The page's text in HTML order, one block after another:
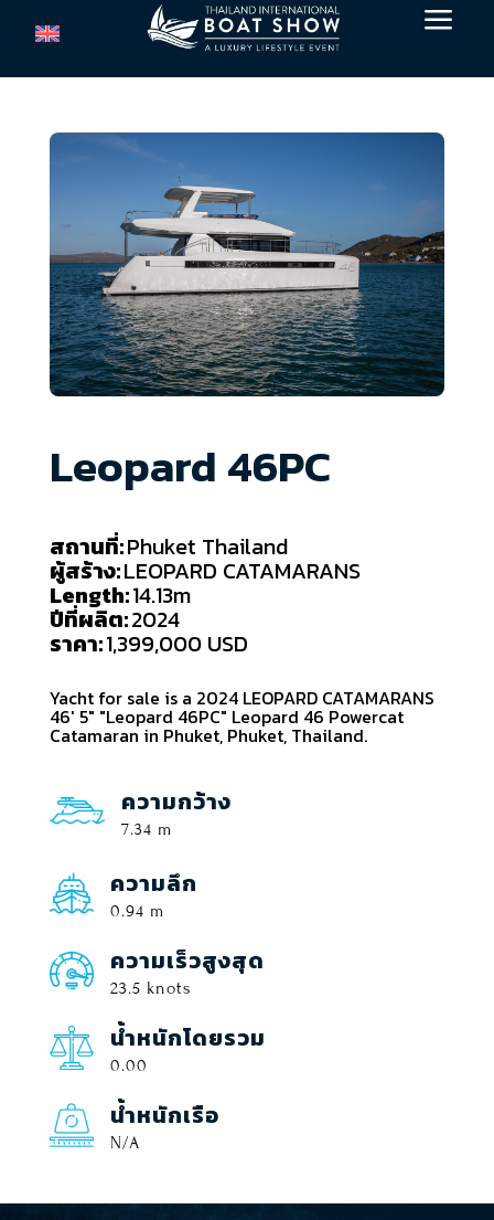
a
Leopard 46PC
สถานที่:Phuket Thailand
ผู้สร้าง:LEOPARD CATAMARANS
Length:14.13m
ปีที่ผลิต:2024
ราคา:1,399,000 USD
Yacht for sale is a 2024 LEOPARD CATAMARANS
46' 5" "Leopard 46PC" Leopard 46 Powercat
Catamaran in Phuket, Phuket, Thailand.
ความกว้าง
7.34 m
ความลึก
0.94 m
ความเร็วสูงสุด
23.5 knots
น้ำหนักโดยรวม
0.00
น้ำหนักเรือ
N/A